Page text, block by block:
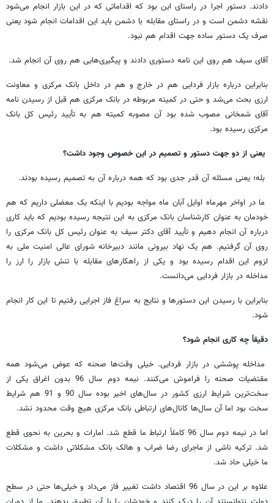
دادند. دستور اجرا در راستای این بود که اقداماتی که در این بازار انجام می‌شود
نقشه دشمن است و در راستای مقابله با دشمن باید این اقدامات انجام شود یعنی
صرف یک دستور ساده جهت اقدام هم نبود.
آقای سیف هم روی این نامه دستوری دادند و پیگیری‌هایی هم روی ‌آن انجام شد.
بنابراین درباره بازار فردایی هم در خارج و هم در داخل بانک مرکزی و معاونت
ارزی بحث می‌شد و حتی در کمیته مربوطه در بانک مرکزی هم قبل از رسیدن نامه
آقای شمخانی مصوب شده بود آن مصوبه کمیته هم به تأیید رئیس کل بانک
مرکزی رسیده بود.
یعنی از دو جهت دستور و تصمیم در این خصوص وجود داشت؟
بله؛ یعنی مسئله آن قدر جدی بود که همه درباره آن به تصمیم رسیده بودند.
ما در اواخر مهرماه اوایل آبان ماه مواجه بودیم با اینکه یک معضلی داریم که هم
خودمان به عنوان کارشناسان بانک مرکزی به این نتیجه رسیده بودیم که باید کاری
درباره آن انجام دهیم و تأیید آقای دکتر سیف به عنوان رئیس کل بانک مرکزی را
روی آن گرفتیم. هم یک نهاد بیرونی مانند دبیرخانه شورای عالی امنیت ملی به
لزوم این اقدام رسیده بود و یکی از راهکارهای مقابله با تنش‌ بازار را ارز را
مداخله در بازار فردایی می‌دانست.
بنابراین با رسیدن این دستورها و نتایج‌ به سراغ فاز اجرایی رفتیم تا این کار انجام
شود.
دقیقاً چه کاری انجام شود؟
مداخله پوششی در بازار فردایی. خیلی وقت‌ها صحنه‌ که عوض می‌شود همه
مقتضیات صحنه را فراموش می‌کنند. نیمه دوم سال 96 بدون اغراق یکی از
سخت‌ترین شرایط ارزی کشور در سال‌های اخیر بوده سال 90 و 91 هم شرایط
سخت بود اما آن سال‌ها کانال‌های ارتباطی بانک مرکزی هیچ وقت محدود نشد.
اما در نیمه دوم سال 96 کاملاً ارتباط ما قطع شد. امارات و بحرین به نحوی قطع
شد. ترکیه ناشی از ماجرای رضا ضراب و هالک بانک مشکلاتی داشت و مشکلات
ما خیلی حاد شد.
علاوه بر این در سال 96 اقتصاد داشت تغییر فاز می‌داد و خیلی‌ها حتی در سطح